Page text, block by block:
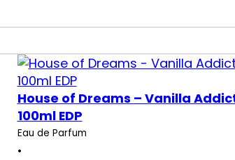
House of Dreams – Vanilla
100ml EDP
Eau de Parfum
•